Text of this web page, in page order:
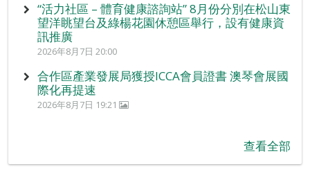
“活力社區 – 體育健康諮詢站” 8月份分別在松山東
望洋眺望台及綠楊花園休憩區舉行，設有健康資
訊推廣
2026年8月7日 20:00
合作區產業發展局獲授ICCA會員證書 澳琴會展國
際化再提速
2026年8月7日 19:21
查看全部